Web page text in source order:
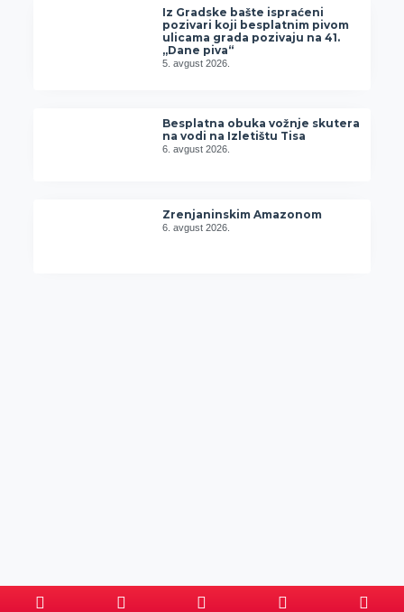
Iz Gradske bašte ispraćeni
pozivari koji besplatnim pivom
ulicama grada pozivaju na 41.
„Dane piva“
5. avgust 2026.
Besplatna obuka vožnje skutera
na vodi na Izletištu Tisa
6. avgust 2026.
Zrenjaninskim Amazonom
6. avgust 2026.